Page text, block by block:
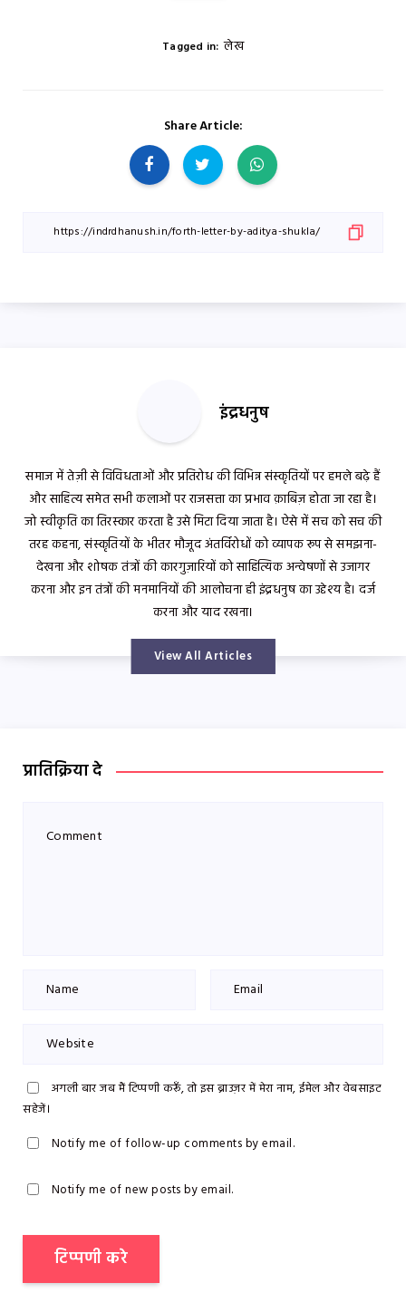
Tagged in: लेख
Share Article:
इंद्रधनुष
समाज में तेज़ी से विविधताओं और प्रतिरोध की विभिन्न संस्कृतियों पर हमले बढ़े हैं
और साहित्य समेत सभी कलाओं पर राजसत्ता का प्रभाव क़ाबिज़ होता जा रहा है।
जो स्वीकृति का तिरस्कार करता है उसे मिटा दिया जाता है। ऐसे में सच को सच की
तरह कहना, संस्कृतियों के भीतर मौजूद अंतर्विरोधों को व्यापक रूप से समझना-
देखना और शोषक तंत्रों की कारगुज़ारियों को साहित्यिक अन्वेषणों से उजागर
करना और इन तंत्रों की मनमानियों की आलोचना ही इंद्रधनुष का उद्देश्य है। दर्ज
करना और याद रखना।
View All Articles
प्रातिक्रिया दे
अगली बार जब मैं टिप्पणी करूँ, तो इस ब्राउज़र में मेरा नाम, ईमेल और वेबसाइट
सहेजें।
Notify me of follow-up comments by email.
Notify me of new posts by email.